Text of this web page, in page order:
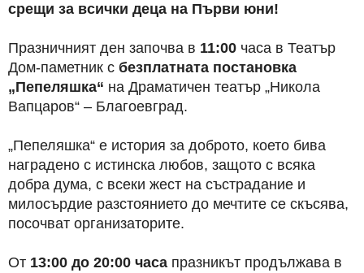
срещи за всички деца на Първи юни!
Празничният ден започва в 11:00 часа в Театър
Дом-паметник с безплатната постановка
„Пепеляшка“ на Драматичен театър „Никола
Вапцаров“ – Благоевград.
„Пепеляшка“ е история за доброто, което бива
наградено с истинска любов, защото с всяка
добра дума, с всеки жест на състрадание и
милосърдие разстоянието до мечтите се скъсява,
посочват организаторите.
От 13:00 до 20:00 часа празникът продължава в